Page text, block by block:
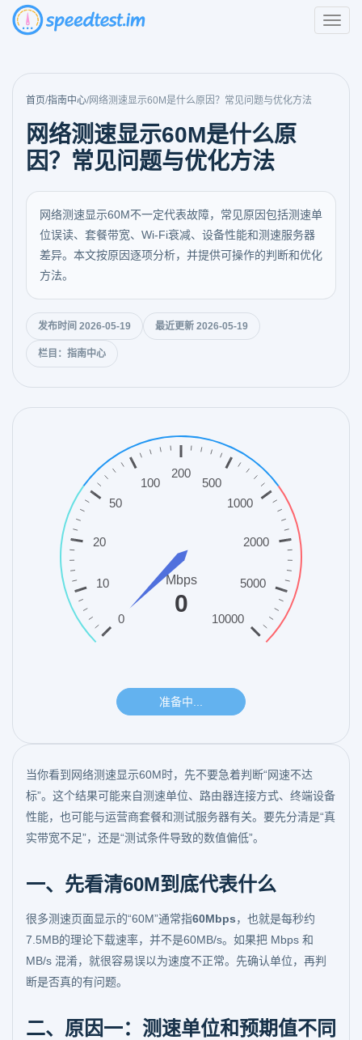
首页/指南中心/网络测速显示60M是什么原因？常见问题与优化方法
网络测速显示60M是什么原
因？常见问题与优化方法
网络测速显示60M不一定代表故障，常见原因包括测速单
位误读、套餐带宽、Wi-Fi衰减、设备性能和测速服务器
差异。本文按原因逐项分析，并提供可操作的判断和优化
方法。
发布时间 2026-05-19 最近更新 2026-05-19
栏目：指南中心
当你看到网络测速显示60M时，先不要急着判断“网速不达
标”。这个结果可能来自测速单位、路由器连接方式、终端设备
性能，也可能与运营商套餐和测试服务器有关。要先分清是“真
实带宽不足”，还是“测试条件导致的数值偏低”。
一、先看清60M到底代表什么
很多测速页面显示的“60M”通常指60Mbps，也就是每秒约
7.5MB的理论下载速率，并不是60MB/s。如果把 Mbps 和
MB/s 混淆，就很容易误以为速度不正常。先确认单位，再判
断是否真的有问题。
二、原因一：测速单位和预期值不同